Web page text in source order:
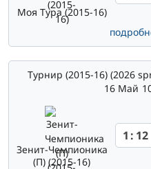
Моя Тура (2015-16)
Турнир (2015-16) (2026
16 Май
Зенит-Чемпионика
(П) (2015-16)
1 : 12